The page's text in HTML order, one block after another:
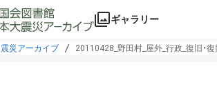
ギャラリー
震災アーカイブ 20110428_野田村_屋外_行政_復旧・復